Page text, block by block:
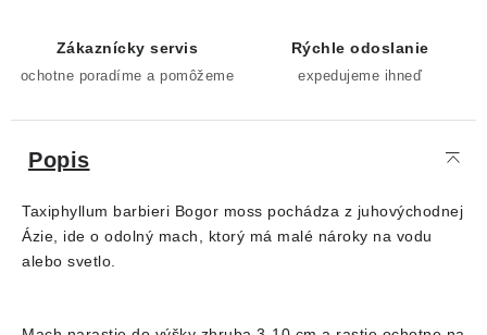
Zákaznícky servis
ochotne poradíme a pomôžeme
Rýchle odoslanie
expedujeme ihneď
Popis
Taxiphyllum barbieri Bogor moss pochádza z juhovýchodnej
Ázie, ide o odolný mach, ktorý má malé nároky na vodu
alebo svetlo.